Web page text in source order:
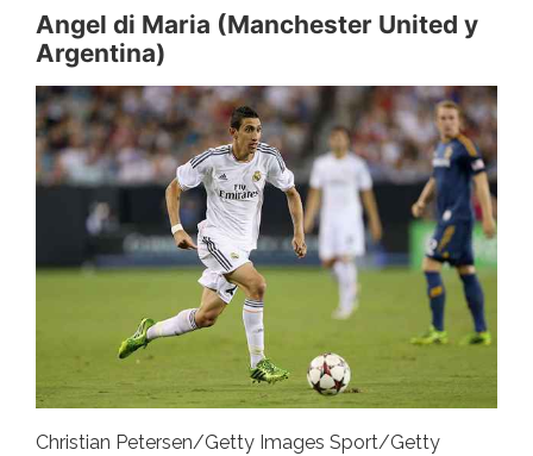
Angel di Maria (Manchester United y
Argentina)
Christian Petersen/Getty Images Sport/Getty